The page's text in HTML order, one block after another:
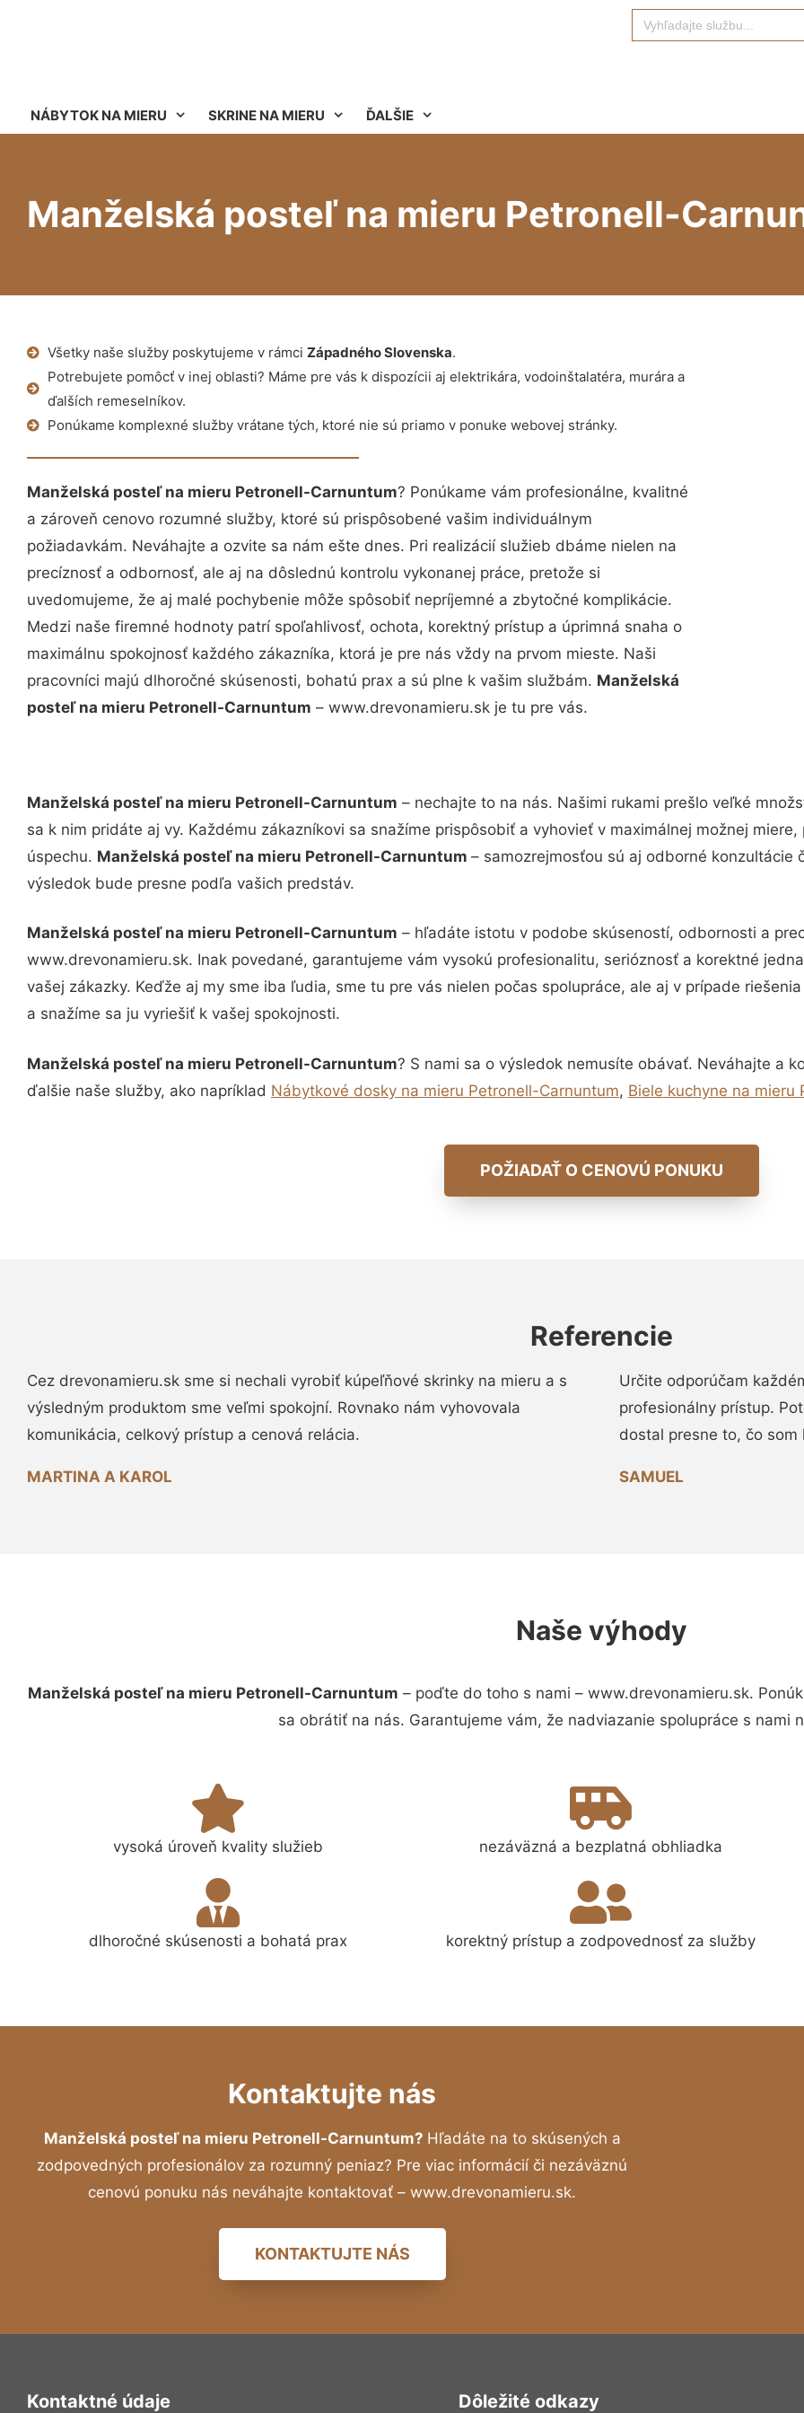
Search
for:
NÁBYTOK NA MIERU SKRINE NA MIERU ĎALŠIE
Manželská posteľ na mieru Petronell-
Všetky naše služby poskytujeme v rámci Západného Slovenska.
Potrebujete pomôcť v inej oblasti? Máme pre vás k dispozícii aj elektrikára, vodoinštalatéra, murára a
ďalších remeselníkov.
Ponúkame komplexné služby vrátane tých, ktoré nie sú priamo v ponuke webovej stránky.
Manželská posteľ na mieru Petronell-Carnuntum? Ponúkame vám profesionálne, kvalitné
a zároveň cenovo rozumné služby, ktoré sú prispôsobené vašim individuálnym
požiadavkám. Neváhajte a ozvite sa nám ešte dnes. Pri realizácií služieb dbáme nielen na
precíznosť a odbornosť, ale aj na dôslednú kontrolu vykonanej práce, pretože si
uvedomujeme, že aj malé pochybenie môže spôsobiť nepríjemné a zbytočné komplikácie.
Medzi naše firemné hodnoty patrí spoľahlivosť, ochota, korektný prístup a úprimná snaha o
maximálnu spokojnosť každého zákazníka, ktorá je pre nás vždy na prvom mieste. Naši
pracovníci majú dlhoročné skúsenosti, bohatú prax a sú plne k vašim službám. Manželská
posteľ na mieru Petronell-Carnuntum – www.drevonamieru.sk je tu pre vás.
Manželská posteľ na mieru Petronell-Carnuntum – nechajte to na nás. Našimi rukami prešlo veľké
sa k nim pridáte aj vy. Každému zákazníkovi sa snažíme prispôsobiť a vyhovieť v maximálnej možnej
úspechu. Manželská posteľ na mieru Petronell-Carnuntum – samozrejmosťou sú aj odborné
výsledok bude presne podľa vašich predstáv.
Manželská posteľ na mieru Petronell-Carnuntum – hľadáte istotu v podobe skúseností, odbornosti a
www.drevonamieru.sk. Inak povedané, garantujeme vám vysokú profesionalitu, serióznosť a korektné
vašej zákazky. Keďže aj my sme iba ľudia, sme tu pre vás nielen počas spolupráce, ale aj v prípade
a snažíme sa ju vyriešiť k vašej spokojnosti.
Manželská posteľ na mieru Petronell-Carnuntum? S nami sa o výsledok nemusíte obávať. Neváhajte a
ďalšie naše služby, ako napríklad Nábytkové dosky na mieru Petronell-Carnuntum, Biele kuchyne na mieru
POŽIADAŤ O CENOVÚ PONUKU
Referencie
Cez drevonamieru.sk sme si nechali vyrobiť kúpeľňové skrinky na mieru a s
výsledným produktom sme veľmi spokojní. Rovnako nám vyhovovala
komunikácia, celkový prístup a cenová relácia.
MARTINA A KAROL
Určite odporúčam
profesionálny prístup.
dostal presne to, čo
SAMUEL
Naše výhody
Manželská posteľ na mieru Petronell-Carnuntum – poďte do toho s nami – www.drevonamieru.sk.
sa obrátiť na nás. Garantujeme vám, že nadviazanie spolupráce s nami
vysoká úroveň kvality služieb nezáväzná a bezplatná obhliadka
dlhoročné skúsenosti a bohatá prax korektný prístup a zodpovednosť za služby
Kontaktujte nás
Manželská posteľ na mieru Petronell-Carnuntum? Hľadáte na to skúsených a
zodpovedných profesionálov za rozumný peniaz? Pre viac informácií či nezáväznú
cenovú ponuku nás neváhajte kontaktovať – www.drevonamieru.sk.
KONTAKTUJTE NÁS
Kontaktné údaje Dôležité odkazy